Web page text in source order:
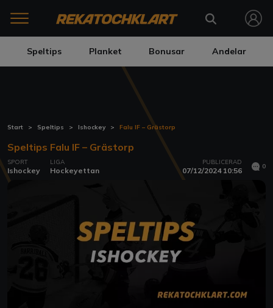
Speltips Planket Bonusar Andelar
Start Speltips Ishockey Falu IF – Grästorp
Speltips Falu IF – Grästorp
SPORT
Ishockey
LIGA
Hockeyettan
PUBLICERAD
07/12/2024 10:56 0